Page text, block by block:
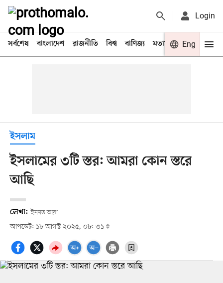
Login
সর্বশেষ বাংলাদেশ রাজনীতি বিশ্ব বাণিজ্য মতামত খেলা
Eng
ইসলাম
ইসলামের ৩টি স্তর: আমরা কোন স্তরে
আছি
লেখা: ইসমত আরা
আপডেট: ১৮ আগস্ট ২০২৫, ০৮: ৩১